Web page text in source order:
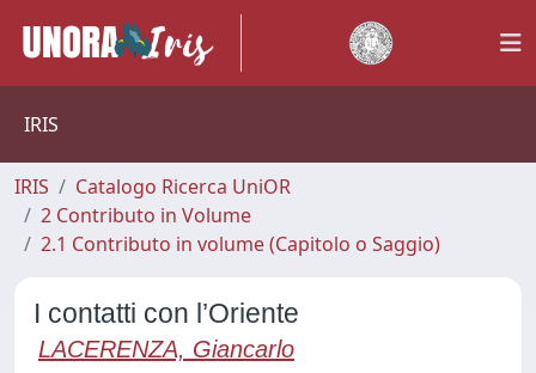
IRIS
IRIS
Catalogo Ricerca UniOR
2 Contributo in Volume
2.1 Contributo in volume (Capitolo o Saggio)
I contatti con l’Oriente
LACERENZA, Giancarlo